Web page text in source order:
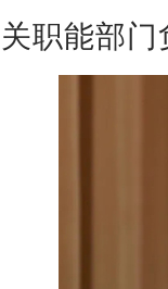
关职能部